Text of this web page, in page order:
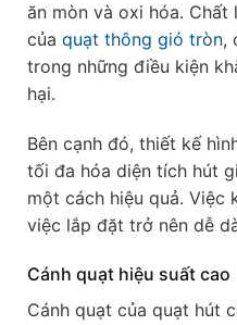
ăn mòn và oxi hóa.
của quạt thông gió tròn,
trong những điều kiện
hại.
Bên cạnh đó, thiết kế
tối đa hóa diện tích hút
một cách hiệu quả. Việc
việc lắp đặt trở nên dễ
Cánh quạt hiệu suất cao
Cánh quạt của quạt hút